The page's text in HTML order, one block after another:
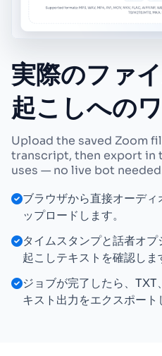
実際のファ
起こしへの
Upload the saved Zoom
transcript, then export in
uses — no live bot
ブラウザから直接オーデ
ップロードします。
タイムスタンプと話者オ
起こしテキストを確認しま
ジョブが完了したら、
キスト出力をエクスポート